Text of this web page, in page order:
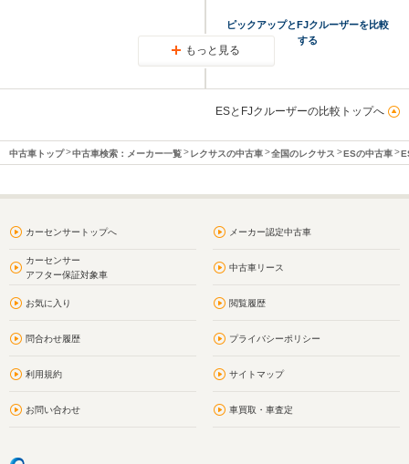
ピックアップとFJクルーザーを比較
する
もっと見る
ESとFJクルーザーの比較トップへ
中古車トップ 中古車検索：メーカー一覧 レクサスの中古車 全国のレクサス ESの中古車
カーセンサートップへ メーカー認定中古車
カーセンサー
アフター保証対象車
中古車リース
お気に入り 閲覧履歴
問合わせ履歴 プライバシーポリシー
利用規約 サイトマップ
お問い合わせ 車買取・車査定